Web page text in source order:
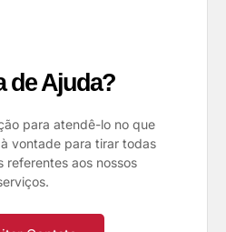
de Ajuda?
para atendê-lo no que
vontade para tirar todas
referentes aos nossos